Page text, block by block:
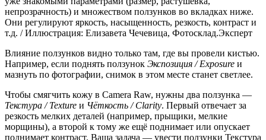
непрозрачность) и множеством ползунков во вкладках ниже.
Они регулируют яркость, насыщенность, резкость, контраст и
т.д. / Иллюстрация: Елизавета Чечевица, Фотосклад.Эксперт
Влияние ползунков видно только там, где вы провели кистью.
Например, если поднять ползунок Экспозиция / Exposure и
мазнуть по фотографии, снимок в этом месте станет светлее.
Чтобы смягчить кожу в Camera Raw, нужны два ползунка —
Текстура / Texture и Чёткость / Clarity. Первый отвечает за
резкость мелких деталей (например, прыщики, мелкие
морщины), а второй к тому же ещё поднимает или опускает
поднимает контраст. Ваша задача — увести ползунки Текстура